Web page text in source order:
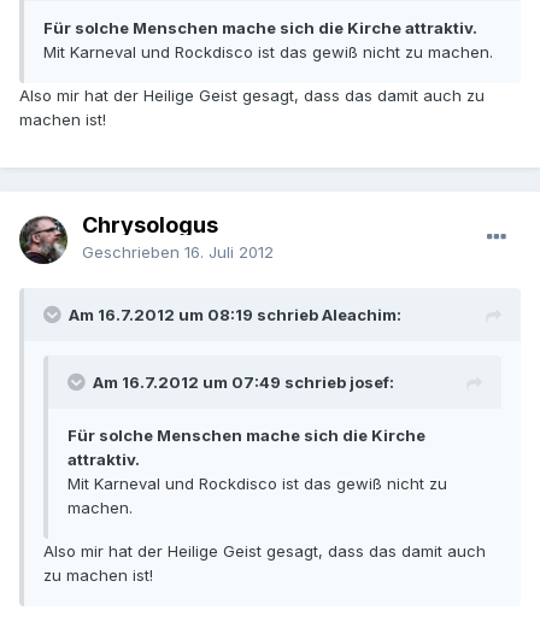
Für solche Menschen mache sich die Kirche attraktiv.
Mit Karneval und Rockdisco ist das gewiß nicht zu machen.
Also mir hat der Heilige Geist gesagt, dass das damit auch zu
machen ist!
Chrysologus
Geschrieben 16. Juli 2012
Am 16.7.2012 um 08:19 schrieb Aleachim:
Am 16.7.2012 um 07:49 schrieb josef:
Für solche Menschen mache sich die Kirche
attraktiv.
Mit Karneval und Rockdisco ist das gewiß nicht zu
machen.
Also mir hat der Heilige Geist gesagt, dass das damit auch
zu machen ist!